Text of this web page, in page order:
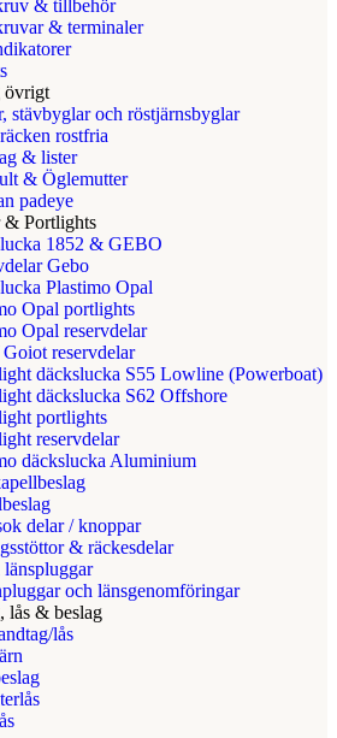
& tillbehör
& terminaler
övrigt
stävbyglar och röstjärnsbyglar
rostfria
& lister
& Öglemutter
padeye
& Portlights
1852 & GEBO
Gebo
Plastimo Opal
Opal portlights
Opal reservdelar
reservdelar
däckslucka S55 Lowline (Powerboat)
däckslucka S62 Offshore
portlights
reservdelar
däckslucka Aluminium
delar / knoppar
& räckesdelar
och länsgenomföringar
lås & beslag
lås